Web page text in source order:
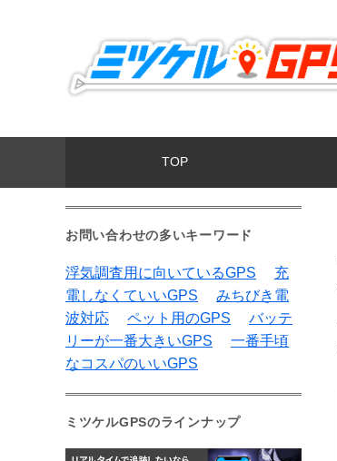
TOP
お問い合わせの多いキーワード
浮気調査用に向いているGPS
充
電しなくていいGPS
みちびき電
波対応
ペット用のGPS
バッテ
リーが一番大きいGPS
一番手頃
なコスパのいいGPS
ミツケルGPSのラインナップ